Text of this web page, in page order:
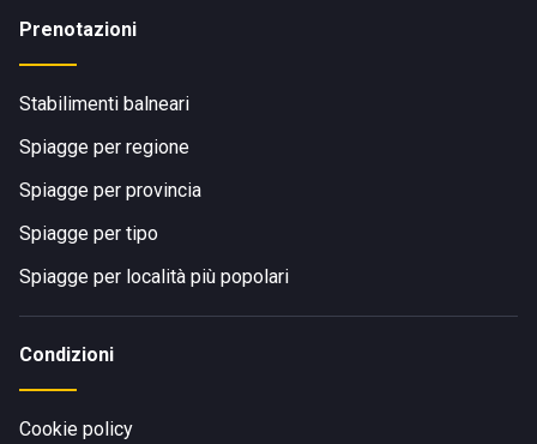
Prenotazioni
Stabilimenti balneari
Spiagge per regione
Spiagge per provincia
Spiagge per tipo
Spiagge per località più popolari
Condizioni
Cookie policy